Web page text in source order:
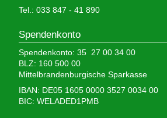
Tel.: 033 847 - 41 890
Spendenkonto
Spendenkonto: 35 27 00 34 00
BLZ: 160 500 00
Mittelbrandenburgische Sparkasse
IBAN: DE05 1605 0000 3527 0034 00
BIC: WELADED1PMB